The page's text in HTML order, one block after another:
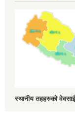
स्थानीय तहहरुको